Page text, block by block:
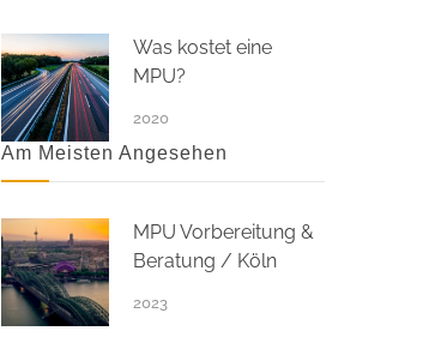
Was kostet eine
MPU?
2020
Am Meisten Angesehen
MPU Vorbereitung &
Beratung / Köln
2023